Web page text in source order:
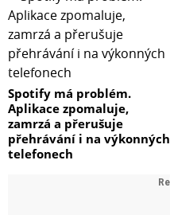
Spotify má problém.
Aplikace zpomaluje,
zamrzá a přerušuje
přehrávání i na výkonných
telefonech